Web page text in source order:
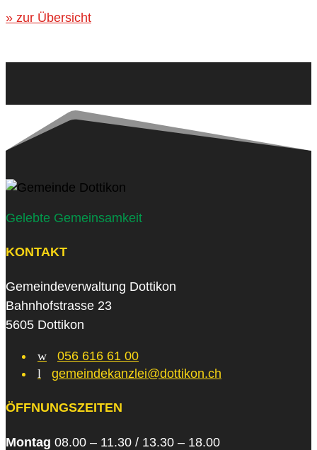
» zur Übersicht
Gelebte Gemeinsamkeit
KONTAKT
Gemeindeverwaltung Dottikon
Bahnhofstrasse 23
5605 Dottikon
w
056 616 61 00
l
gemeindekanzlei@dottikon.ch
ÖFFNUNGSZEITEN
Montag 08.00 – 11.30 / 13.30 – 18.00